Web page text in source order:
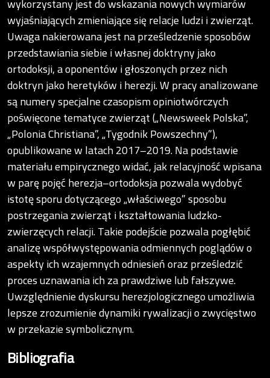
wyjaśniających zmieniające się relacje ludzi i zwierząt.
Uwaga nakierowana jest na prześledzenie sposobów
przedstawiania siebie i własnej doktryny jako
ortodoksji, a oponentów i głoszonych przez nich
doktryn jako heretyków i herezji. W pracy analizowane
są numery specjalne czasopism opiniotwórczych
poświęcone tematyce zwierząt („Newsweek Polska”,
„Polonia Christiana”, „Tygodnik Powszechny”),
opublikowane w latach 2017–2019. Na podstawie
materiału empirycznego widać, jak relacyjność wpisana
w parę pojęć herezja–ortodoksja pozwala wydobyć
istotę sporu dotyczącego „właściwego” sposobu
postrzegania zwierząt i kształtowania ludzko-
zwierzęcych relacji. Takie podejście pozwala pogłębić
analizę współwystępowania odmiennych poglądów o
aspekty ich wzajemnych odniesień oraz prześledzić
proces uznawania ich za prawdziwe lub fałszywe.
Uwzględnienie dyskursu herezjologicznego umożliwia
lepsze zrozumienie dynamiki rywalizacji o zwycięstwo
w przekazie symbolicznym.
Bibliografia